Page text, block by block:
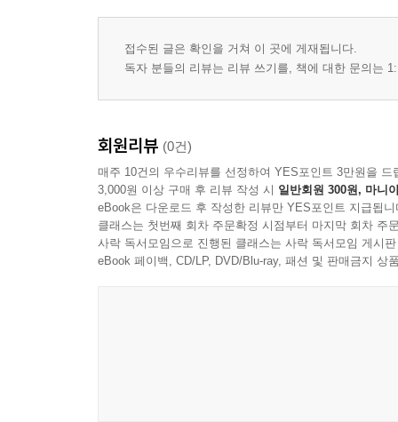
제25장 마지막 대화
제26장 푸른빛의 작별
제27장 빛이 사라진 뒤
제30장 첫 번째 아침
제31장 다시 시작된 하루
제32장 세상으로
제33장 첫 번째 강연
제34장 세계는 변하고 있다
제35장 아라의 눈물
접수된 글은 확인을 거쳐 이 곳에 게재됩니다.
독자 분들의 리뷰는 리뷰 쓰기를, 책에 대한 문의는
회원리뷰 (0건)
매주 10건의 우수리뷰를 선정하여 YES포인트 3만원을 드
3,000원 이상 구매 후 리뷰 작성 시 일반회원 300원, 마니
eBook은 다운로드 후 작성한 리뷰만 YES포인트 지급됩니
클래스는 첫번째 회차 주문확정 시점부터 마지막 회차 주
사락 독서모임으로 진행된 클래스는 사락 독서모임 게시
eBook 페이백, CD/LP, DVD/Blu-ray, 패션 및 판매금지 상